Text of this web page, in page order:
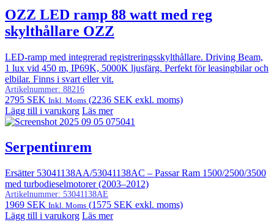
OZZ LED ramp 88 watt med reg
skylthållare OZZ
LED-ramp med integrerad registreringsskylthållare. Driving Beam,
1 lux vid 450 m, IP69K, 5000K ljusfärg. Perfekt för leasingbilar och
elbilar. Finns i svart eller vit.
Artikelnummer: 88216
2795 SEK Inkl. Moms (2236 SEK exkl. moms)
Lägg till i varukorg Läs mer
Serpentinrem
Ersätter 53041138AA/53041138AC – Passar Ram 1500/2500/3500
med turbodieselmotorer (2003–2012)
Artikelnummer: 53041138AE
1969 SEK Inkl. Moms (1575 SEK exkl. moms)
Lägg till i varukorg Läs mer